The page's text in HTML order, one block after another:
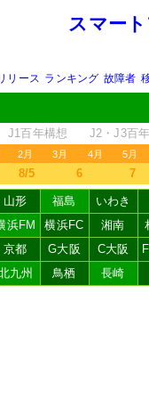
スマー
リース ランキング 故障者
J1百年構想 J2・J3百
2月 3月 4月 5月
8/5 6 7
山形 福島
いわき
浜FM 横浜FC 湘南
京都 G大阪 C大阪
九州 鳥栖 長崎